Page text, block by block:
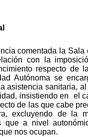
comentada la Sala
con la
respecto de
Autónoma se
asistencia sanitaria,
insistiendo en el
de las que cabe
excluyendo de la
que a nivel
nos ocupan.